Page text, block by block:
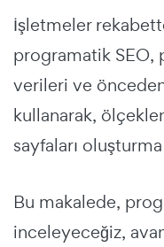
İşletmeler
programatik SEO,
verileri ve
kullanarak,
sayfaları oluşturma
Bu makalede,
inceleyeceğiz,